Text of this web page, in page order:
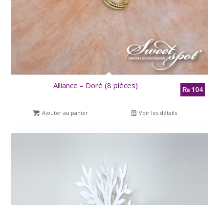
Alliance – Doré (8 pièces) ₨104
Ajouter au panier Voir les détails